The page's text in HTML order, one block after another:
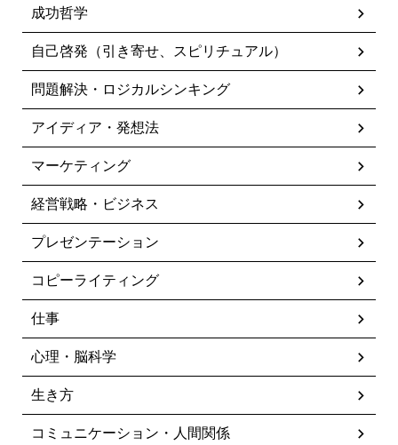
成功哲学
自己啓発（引き寄せ、スピリチュアル）
問題解決・ロジカルシンキング
アイディア・発想法
マーケティング
経営戦略・ビジネス
プレゼンテーション
コピーライティング
仕事
心理・脳科学
生き方
コミュニケーション・人間関係